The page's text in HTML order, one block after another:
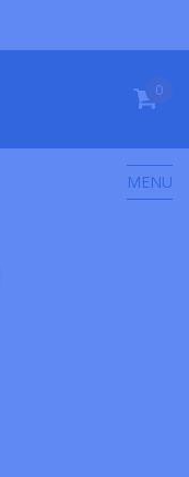
0
MENU